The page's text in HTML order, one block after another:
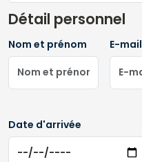
Détail personnel
Nom et prénom E-mail
Date d'arrivée